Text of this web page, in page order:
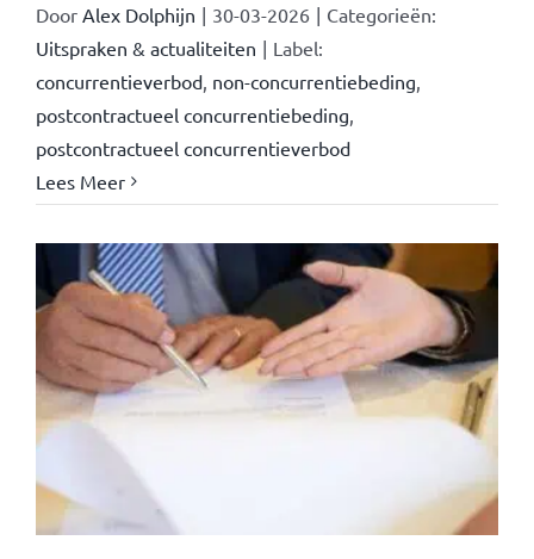
Door Alex Dolphijn | 30-03-2026 | Categorieën:
Uitspraken & actualiteiten | Label:
concurrentieverbod, non-concurrentiebeding
postcontractueel concurrentiebeding
postcontractueel concurrentieverbod
Lees Meer